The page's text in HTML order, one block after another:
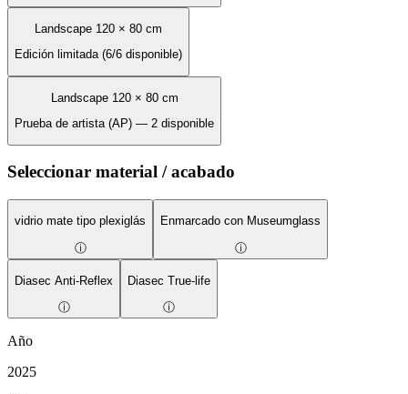
Landscape 120 × 80 cm
Edición limitada (6/6 disponible)
Landscape 120 × 80 cm
Prueba de artista (AP) — 2 disponible
Seleccionar material / acabado
vidrio mate tipo plexiglás
ⓘ
Enmarcado con Museumglass
ⓘ
Diasec Anti-Reflex
ⓘ
Diasec True-life
ⓘ
Año
2025